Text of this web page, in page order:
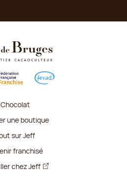
Chocolat
une boutique
sur Jeff
franchisé
chez Jeff